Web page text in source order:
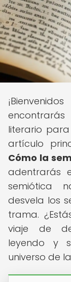
literario
artículo
Cómo la
adentrarás
semiótica
desvela los
trama.
viaje de
leyendo y
universo de